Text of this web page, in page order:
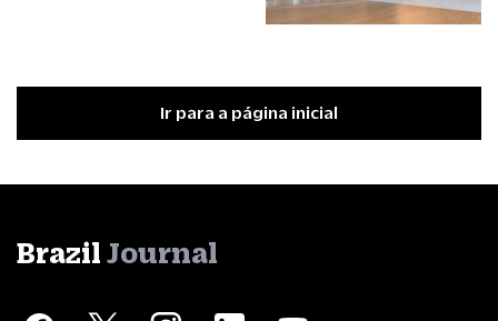
Ir para a página inicial
Brazil Journal